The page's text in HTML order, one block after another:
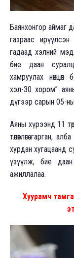
Баянхонгор аймаг
газраас
гадаад хэлний
бие даан
хамруулах
хэл-30 хором”
дүгээр сарын 05-ны
Аяны хүрээнд 11
төлөвлөгөө гарган,
хурдан хугацаанд
үзүүлж, бие даан
ажиллалаа.
Хуурамч